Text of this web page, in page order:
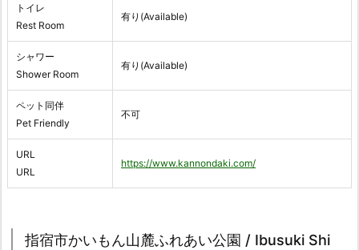
トイレ
Rest Room
有り(Available)
シャワー
Shower Room
有り(Available)
ペット同伴
Pet Friendly
不可
URL
URL
https://www.kannondaki.com/
指宿市かいもん山麓ふれあい公園 / Ibusuki Shi